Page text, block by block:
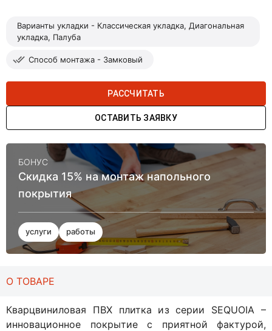
Варианты укладки - Классическая укладка, Диагональная
укладка, Палуба
Способ монтажа - Замковый
РАССЧИТАТЬ
ОСТАВИТЬ ЗАЯВКУ
БОНУС
Скидка 15% на монтаж напольного
покрытия
услуги работы
О ТОВАРЕ
Кварцвиниловая ПВХ плитка из серии SEQUOIA –
инновационное покрытие с приятной фактурой,